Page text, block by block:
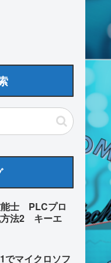
能士 PLCプロ
方法2 キーエ
マイクロソフ